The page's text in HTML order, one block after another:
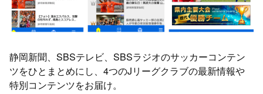
静岡新聞、SBSテレビ、SBSラジオのサッカーコンテン
ツをひとまとめにし、4つのJリーグクラブの最新情報や
特別コンテンツをお届け。